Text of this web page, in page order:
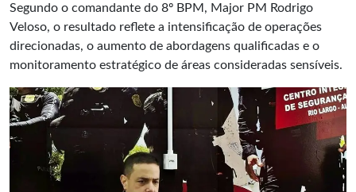
Segundo o comandante do 8º BPM, Major PM Rodrigo
Veloso, o resultado reflete a intensificação de operações
direcionadas, o aumento de abordagens qualificadas e o
monitoramento estratégico de áreas consideradas sensíveis.